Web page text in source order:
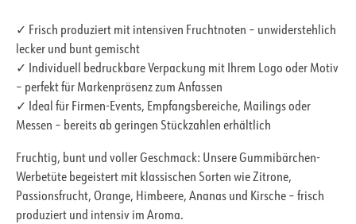
✓ Frisch produziert mit intensiven Fruchtnoten – unwiderstehlich
lecker und bunt gemischt
✓ Individuell bedruckbare Verpackung mit Ihrem Logo oder Motiv
– perfekt für Markenpräsenz zum Anfassen
✓ Ideal für Firmen-Events, Empfangsbereiche, Mailings oder
Messen – bereits ab geringen Stückzahlen erhältlich
Fruchtig, bunt und voller Geschmack: Unsere Gummibärchen-
Werbetüte begeistert mit klassischen Sorten wie Zitrone,
Passionsfrucht, Orange, Himbeere, Ananas und Kirsche – frisch
produziert und intensiv im Aroma.